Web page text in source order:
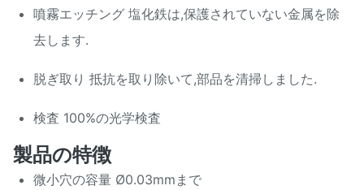
噴霧エッチング 塩化鉄は,保護されていない金属を除
去します.
脱ぎ取り 抵抗を取り除いて,部品を清掃しました.
検査 100%の光学検査
製品の特徴
微小穴の容量 Ø0.03mmまで